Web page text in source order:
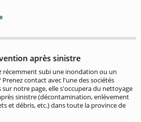
après sinistre
récemment subi une inondation ou un
Prenez contact avec l'une des sociétés
sur notre page, elle s'occupera du nettoyage
sinistre (décontamination, enlèvement
et débris, etc.) dans toute la province de